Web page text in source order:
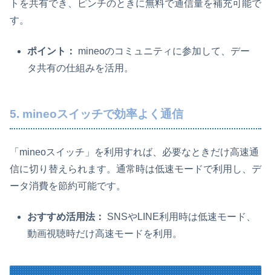
トを共有でき、ピンチのときに無料で通信量を補充可能で
す。
ポイント：
mineoのコミュニティに参加して、デー
タ共有の仕組みを活用。
5. mineoスイッチで効率よく通信
「mineoスイッチ」を利用すれば、必要なときだけ高速通
信に切り替えられます。通常時は低速モードで利用し、デ
ータ消費を節約可能です。
おすすめ活用法：
SNSやLINE利用時は低速モード、
動画視聴時だけ高速モードを利用。